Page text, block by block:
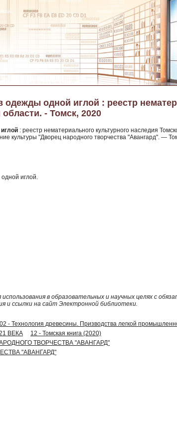
одежды одной иглой : реестр
- Томск, 2020
: реестр нематериального культурного наследия
культуры "Дворец народного творчества "Авангард". —
иглой.
в образовательных и научных целях с
и ссылки на сайт Электронной библиотеки.
02 - Технология древесины. Призводства легкой
ВЕКА
12 - Томская книга (2020)
ТВОРЧЕСТВА "АВАНГАРД"
"АВАНГАРД"